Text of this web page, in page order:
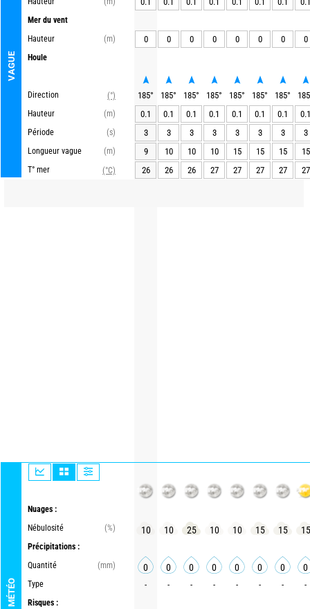
VAGUE
Mer du vent
Hauteur
(m)
Houle
Direction
(°)
Hauteur
(m)
Période
(s)
Longueur vague
(m)
T° mer
(°C)
MÉTÉO
Nuages :
Nébulosité
(%)
Précipitations :
Quantité
(mm)
Type
Risques :
0 0 0 0 0 0 0 0
185° 185° 185° 185° 185° 185° 185°
185
0.1
0.1 0.1 0.1 0.1 0.1 0.1
0.1
3
3 3 3 3 3 3
3
9
10 10 10 15 15 15
15
26
26 26 27 27 27 27 27
10 10 25 10 10 15 15 15
0 0 0 0 0 0 0 0
- - - - - - - -